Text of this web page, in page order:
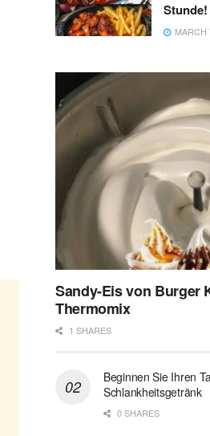
Stunde!
MARCH
Sandy-Eis von Burger
Thermomix
1 SHARES
Beginnen Sie Ihren
Schlankheitsgetränk
0 SHARES